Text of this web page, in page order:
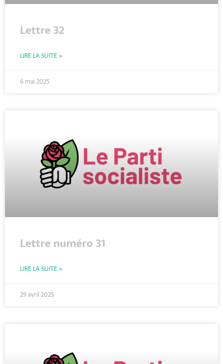
Lettre 32
LIRE LA SUITE »
6 mai 2025
Lettre numéro 31
LIRE LA SUITE »
29 avril 2025